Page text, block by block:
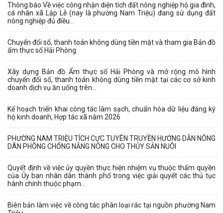
Thông báo Về việc công nhận diện tích đất nông nghiệp hộ gia đình,
cá nhân xã Lập Lễ (nay là phường Nam Triệu) đang sử dụng đất
nông nghiệp đủ điều...
Chuyển đổi số, thanh toán không dùng tiền mặt và tham gia Bản đồ
ẩm thực số Hải Phòng
Xây dựng Bản đồ Ẩm thực số Hải Phòng và mở rộng mô hình
chuyển đổi số, thanh toán không dùng tiền mặt tại các cơ sở kinh
doanh dịch vụ ăn uống trên...
Kế hoạch triển khai công tác làm sạch, chuẩn hóa dữ liệu đăng ký
hộ kinh doanh, Hợp tác xã năm 2026
PHƯỜNG NAM TRIỆU TÍCH CỰC TUYÊN TRUYỀN HƯỚNG DẪN NÔNG
DÂN PHÒNG CHỐNG NẮNG NÓNG CHO THỦY SẢN NUÔI
Quyết định về việc ủy quyền thực hiện nhiệm vụ thuộc thẩm quyền
của Ủy ban nhân dân thành phố trong việc giải quyết các thủ tục
hành chính thuộc phạm...
Biên bản làm việc về công tác phân loại rác tại nguồn phường Nam